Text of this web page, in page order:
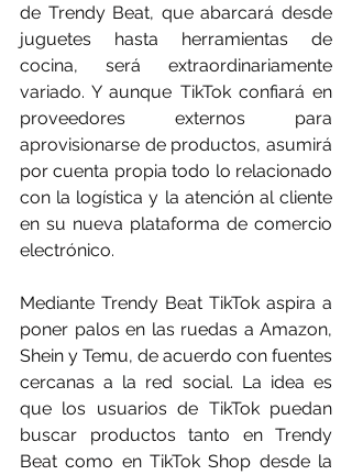
de Trendy Beat, que abarcará desde
juguetes hasta herramientas de
cocina, será extraordinariamente
variado. Y aunque TikTok confiará en
proveedores externos para
aprovisionarse de productos, asumirá
por cuenta propia todo lo relacionado
con la logística y la atención al cliente
en su nueva plataforma de comercio
electrónico.
Mediante Trendy Beat TikTok aspira a
poner palos en las ruedas a Amazon,
Shein y Temu, de acuerdo con fuentes
cercanas a la red social. La idea es
que los usuarios de TikTok puedan
buscar productos tanto en Trendy
Beat como en TikTok Shop desde la